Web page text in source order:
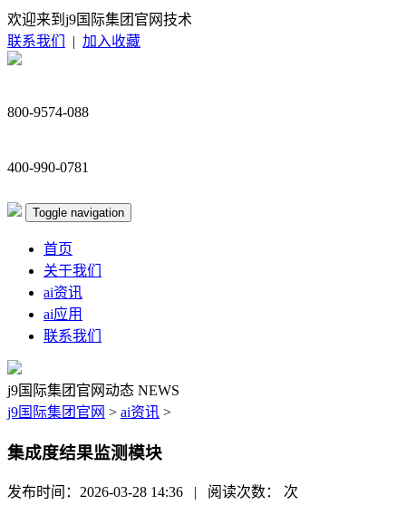
欢迎来到j9国际集团官网技术
联系我们
| 加入收藏
800-9574-088
400-990-0781
Toggle navigation
首页
关于我们
ai资讯
ai应用
联系我们
j9国际集团官网动态 NEWS
j9国际集团官网 > ai资讯 >
集成度结果监测模块
发布时间：2026-03-28 14:36 | 阅读次数： 次